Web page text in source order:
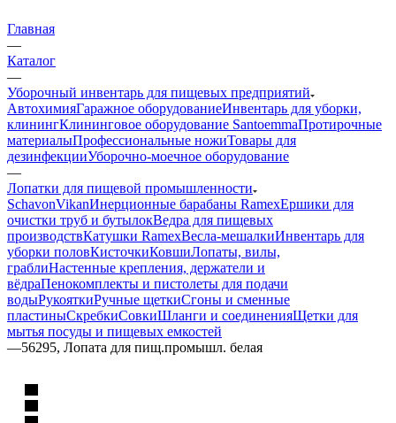
Главная
—
Каталог
—
Уборочный инвентарь для пищевых предприятий
АвтохимияГаражное оборудованиеИнвентарь для уборки,
клинингКлининговое оборудование SantoemmaПротирочные
материалыПрофессиональные ножиТовары для
дезинфекцииУборочно-моечное оборудование
—
Лопатки для пищевой промышленности
SchavonVikanИнерционные барабаны RamexЕршики для
очистки труб и бутылокВедра для пищевых
производствКатушки RamexВесла-мешалкиИнвентарь для
уборки половКисточкиКовшиЛопаты, вилы,
граблиНастенные крепления, держатели и
вёдраПенокомплекты и пистолеты для подачи
водыРукояткиРучные щеткиСгоны и сменные
пластиныСкребкиСовкиШланги и соединенияЩетки для
мытья посуды и пищевых емкостей
—56295, Лопата для пищ.промышл. белая